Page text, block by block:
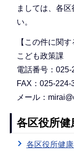
ましては、各
い。
【この件に関
こども政策課
電話番号：025-
FAX：025-224-
メール：
各区役所
各区役所健